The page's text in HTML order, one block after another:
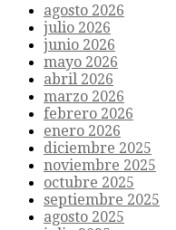
agosto 2026
julio 2026
junio 2026
mayo 2026
abril 2026
marzo 2026
febrero 2026
enero 2026
diciembre 2025
noviembre 2025
octubre 2025
septiembre 2025
agosto 2025